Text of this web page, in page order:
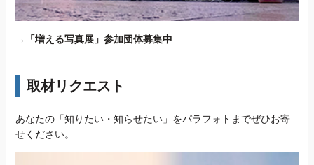
→ 「増える写真展」参加団体募集中
取材リクエスト
あなたの「知りたい・知らせたい」をパラフォトまでぜひお寄
せください。